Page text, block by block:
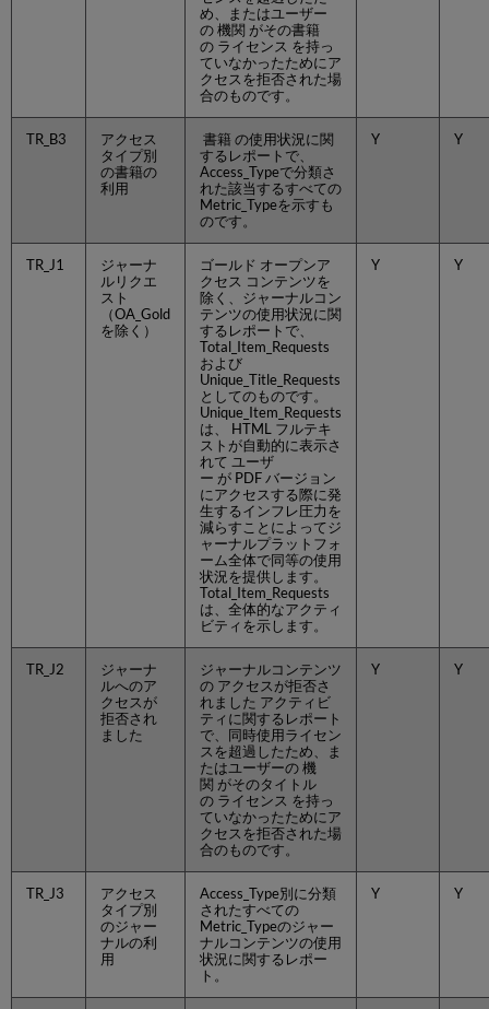
を
プ
め、またはユーザー
の 機関 がその書籍
の ライセンス を持っ
ていなかったためにア
クセスを拒否された場
合のものです。
TR_B3
アクセス
タイプ別
の書籍の
利用
書籍 の使用状況に関
するレポートで、
Access_Typeで分類さ
れた該当するすべての
Metric_Typeを示すも
のです。
Y Y
TR_J1
ジャーナ
ルリクエ
スト
（OA_Gold
を除く）
ゴールド オープンア
クセス コンテンツを
除く、ジャーナルコン
テンツの使用状況に関
するレポートで、
Total_Item_Requests
および
Unique_Title_Requests
としてのものです。
Unique_Item_Requests
は、 HTML フルテキ
ストが自動的に表示さ
れて ユーザ
ー が PDF バージョン
にアクセスする際に発
生するインフレ圧力を
減らすことによってジ
ャーナルプラットフォ
ーム全体で同等の使用
状況を提供します。
Total_Item_Requests
は、全体的なアクティ
ビティを示します。
Y Y
TR_J2
ジャーナ
ルへのア
クセスが
拒否され
ました
ジャーナルコンテンツ
の アクセスが拒否さ
れました アクティビ
ティに関するレポート
で、同時使用ライセン
スを超過したため、ま
たはユーザーの 機
関 がそのタイトル
の ライセンス を持っ
ていなかったためにア
クセスを拒否された場
合のものです。
Y Y
TR_J3
アクセス
タイプ別
のジャー
ナルの利
用
Access_Type別に分類
されたすべての
Metric_Typeのジャー
ナルコンテンツの使用
状況に関するレポー
ト。
Y Y